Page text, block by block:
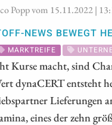
Popp vom 15.11.2022 |
NEWS BEWEGT
MARKTREIFE
Kurse macht, sind
dynaCERT entsteht
Lieferungen
eines der zehn